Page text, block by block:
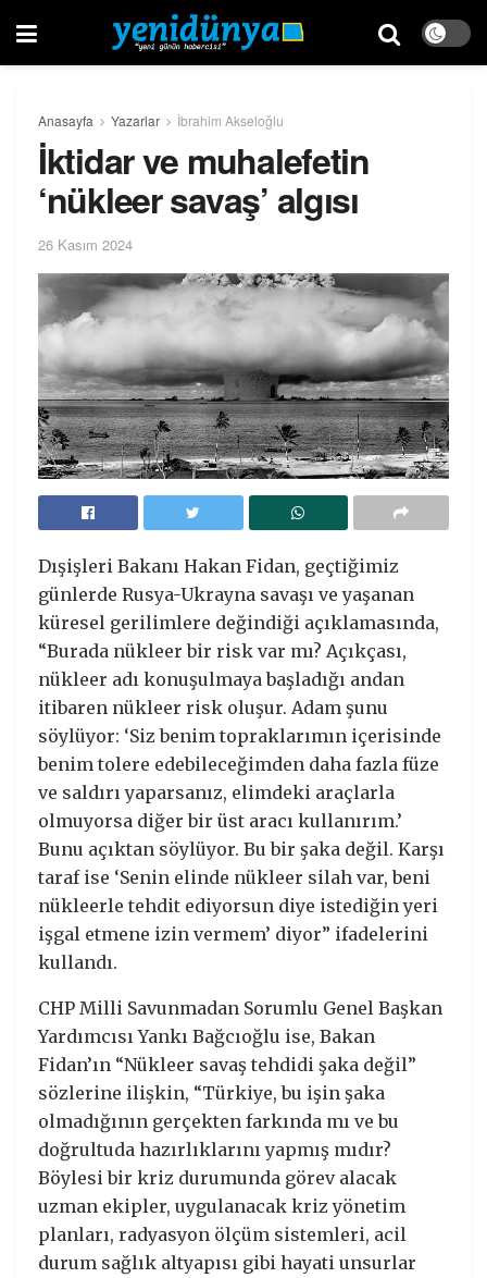
Anasayfa Yazarlar İbrahim Akseloğlu
İktidar ve muhalefetin
‘nükleer savaş’ algısı
26 Kasım 2024
Dışişleri Bakanı Hakan Fidan, geçtiğimiz
günlerde Rusya-Ukrayna savaşı ve yaşanan
küresel gerilimlere değindiği açıklamasında,
“Burada nükleer bir risk var mı? Açıkçası,
nükleer adı konuşulmaya başladığı andan
itibaren nükleer risk oluşur. Adam şunu
söylüyor: ‘Siz benim topraklarımın içerisinde
benim tolere edebileceğimden daha fazla füze
ve saldırı yaparsanız, elimdeki araçlarla
olmuyorsa diğer bir üst aracı kullanırım.’
Bunu açıktan söylüyor. Bu bir şaka değil. Karşı
taraf ise ‘Senin elinde nükleer silah var, beni
nükleerle tehdit ediyorsun diye istediğin yeri
işgal etmene izin vermem’ diyor” ifadelerini
kullandı.
CHP Milli Savunmadan Sorumlu Genel Başkan
Yardımcısı Yankı Bağcıoğlu ise, Bakan
Fidan’ın “Nükleer savaş tehdidi şaka değil”
sözlerine ilişkin, “Türkiye, bu işin şaka
olmadığının gerçekten farkında mı ve bu
doğrultuda hazırlıklarını yapmış mıdır?
Böylesi bir kriz durumunda görev alacak
uzman ekipler, uygulanacak kriz yönetim
planları, radyasyon ölçüm sistemleri, acil
durum sağlık altyapısı gibi hayati unsurlar